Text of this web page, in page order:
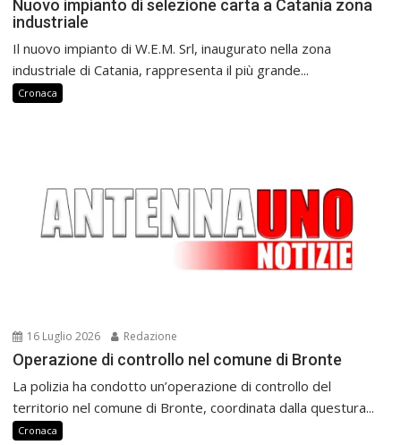
Nuovo impianto di selezione carta a Catania zona
industriale
Il nuovo impianto di W.E.M. Srl, inaugurato nella zona
industriale di Catania, rappresenta il più grande...
Cronaca
16 Luglio 2026 Redazione
Operazione di controllo nel comune di Bronte
La polizia ha condotto un’operazione di controllo del
territorio nel comune di Bronte, coordinata dalla questura...
Cronaca